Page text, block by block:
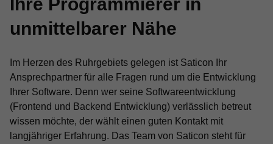
unmittelbarer Nähe
Im Herzen des Ruhrgebiets gelegen ist Saticon Ihr
Ansprechpartner für alle Fragen rund um die Entwicklung
Ihrer Software. Denn wer seine Softwareentwicklung
(Frontend und Backend Entwicklung) verlässlich betreut
wissen möchte, der wählt einen guten Kontakt mit
langjähriger Erfahrung. Das Team von Saticon steht für